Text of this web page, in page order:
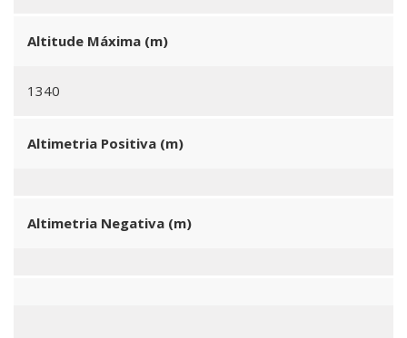
Altitude Máxima (m)
1340
Altimetria Positiva (m)
Altimetria Negativa (m)